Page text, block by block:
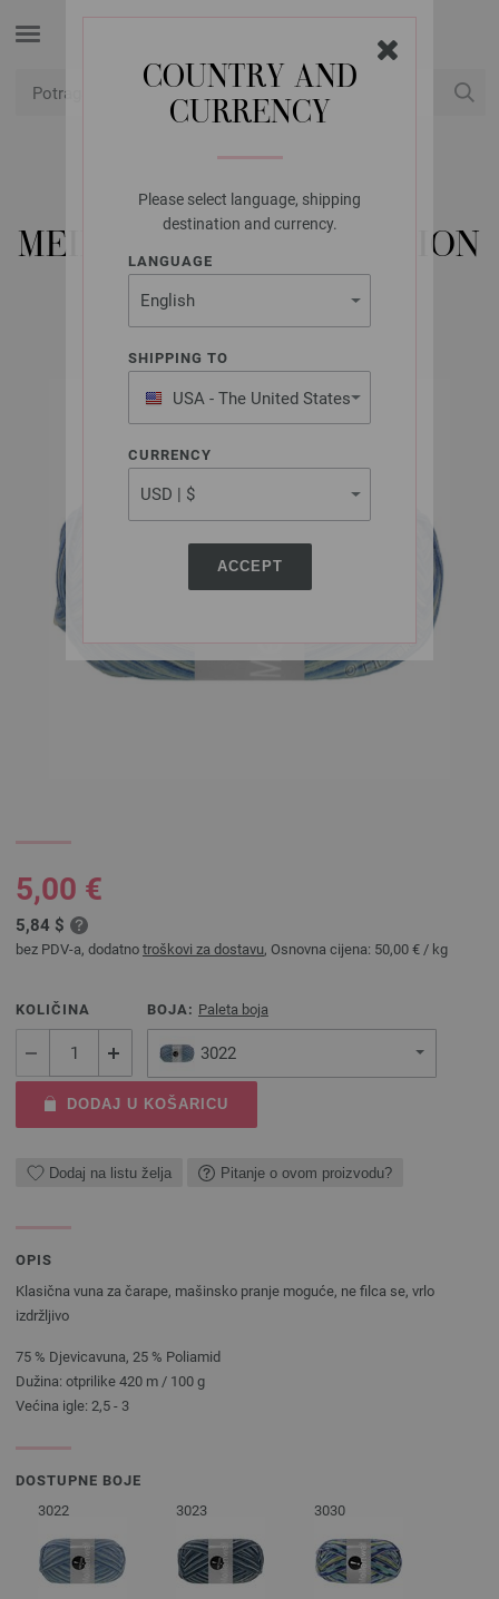
COUNTRY AND
CURRENCY
Please select language, shipping
destination and currency.
LANGUAGE
SHIPPING TO
USA - The United States
of America
CURRENCY
ACCEPT
LANA GROSSA
MEILENWEIT 100G AKTION
5,00 €
5,84 $
bez PDV-a, dodatno troškovi za dostavu, Osnovna cijena: 50,00 € / kg
KOLIČINA BOJA: Paleta boja
3022
DODAJ U KOŠARICU
Dodaj na listu želja Pitanje o ovom proizvodu?
OPIS
Klasična vuna za čarape, mašinsko pranje moguće, ne filca se, vrlo
izdržljivo
75 % Djevicavuna, 25 % Poliamid
Dužina: otprilike 420 m / 100 g
Većina igle: 2,5 - 3
DOSTUPNE BOJE
3022
3023 3030